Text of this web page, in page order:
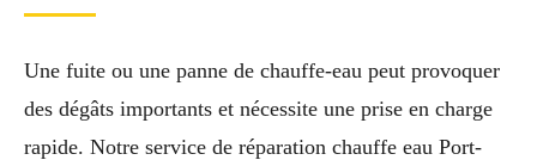
Une fuite ou une panne de chauffe-eau peut provoquer
des dégâts importants et nécessite une prise en charge
rapide. Notre service de réparation chauffe eau Port-